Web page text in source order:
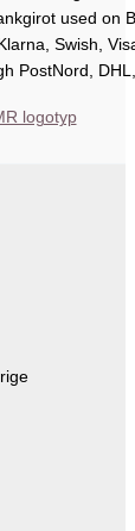
Swish,
PostNord,